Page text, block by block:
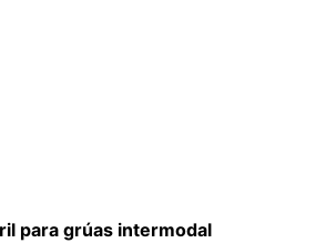
para grúas intermodal